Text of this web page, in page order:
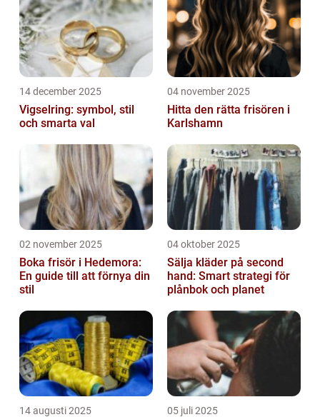
14 december 2025
Vigselring: symbol, stil
och smarta val
04 november 2025
Hitta den rätta frisören i
Karlshamn
02 november 2025
Boka frisör i Hedemora:
En guide till att förnya din
stil
04 oktober 2025
Sälja kläder på second
hand: Smart strategi för
plånbok och planet
14 augusti 2025 05 juli 2025